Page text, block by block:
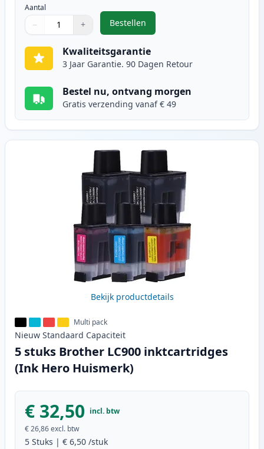
Aantal
Gebruik de knoppen om aan te passen
− +
1
Bestellen
,10 stuks Brother LC900
Kwaliteitsgarantie
3 Jaar Garantie. 90 Dagen Retour
Bestel nu, ontvang morgen
Gratis verzending vanaf € 49
Bekijk productdetails
Multi pack
Nieuw Standaard Capaciteit
5 stuks Brother LC900 inktcartridges
(Ink Hero Huismerk)
€ 32,50 incl. btw
€ 26,86excl. btw
5 Stuks | € 6,50 /stuk